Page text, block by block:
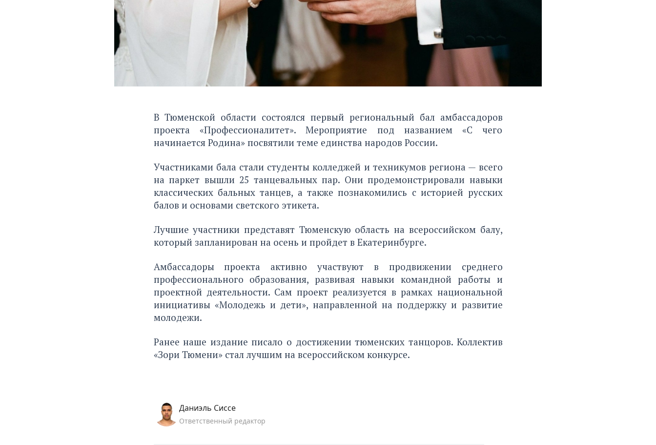
В Тюменской области состоялся первый региональный бал амбассадоров
проекта «Профессионалитет». Мероприятие под названием «С чего
начинается Родина» посвятили теме единства народов России.
Участниками бала стали студенты колледжей и техникумов региона — всего
на паркет вышли 25 танцевальных пар. Они продемонстрировали навыки
классических бальных танцев, а также познакомились с историей русских
балов и основами светского этикета.
Лучшие участники представят Тюменскую область на всероссийском балу,
который запланирован на осень и пройдет в Екатеринбурге.
Амбассадоры проекта активно участвуют в продвижении среднего
профессионального образования, развивая навыки командной работы и
проектной деятельности. Сам проект реализуется в рамках национальной
инициативы «Молодежь и дети», направленной на поддержку и развитие
молодежи.
Ранее наше изданиеписало о достижении тюменских танцоров. Коллектив
«Зори Тюмени» стал лучшим на всероссийском конкурсе.
Даниэль Сиссе
Ответственный редактор